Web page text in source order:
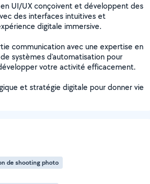
UI/UX conçoivent et développent des
des interfaces intuitives et
digitale immersive.
communication avec une expertise en
systèmes d'automatisation pour
votre activité efficacement.
et stratégie digitale pour donner vie
de shooting photo